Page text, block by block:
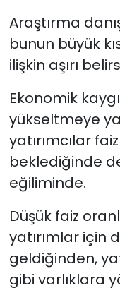
Araştırma
bunun büyük
ilişkin aşırı
Ekonomik
yükseltmeye
yatırımcılar
beklediğinde
eğiliminde.
Düşük faiz
yatırımlar için
geldiğinden,
gibi varlıklara